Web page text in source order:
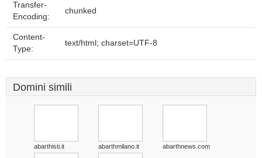
Transfer-
Encoding:
chunked
Content-
Type:
text/html; charset=UTF-8
Domini simili
abarthisti.it abarthmilano.it abarthnews.com